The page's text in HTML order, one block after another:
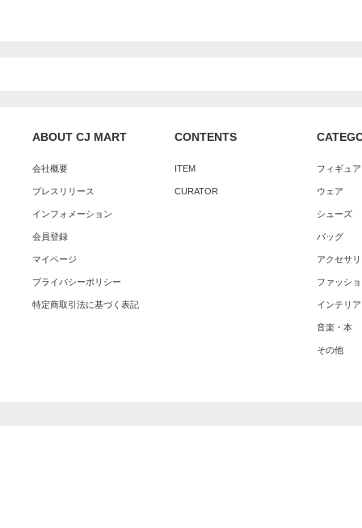
ABOUT CJ MART
会社概要
プレスリリース
インフォメーション
会員登録
マイページ
プライバシーポリシー
特定商取引法に基づく表記
CONTENTS
ITEM
CURATOR
フィギュ
ウェア
シューズ
バッグ
アクセサ
ファッシ
インテリア
音楽・本
その他